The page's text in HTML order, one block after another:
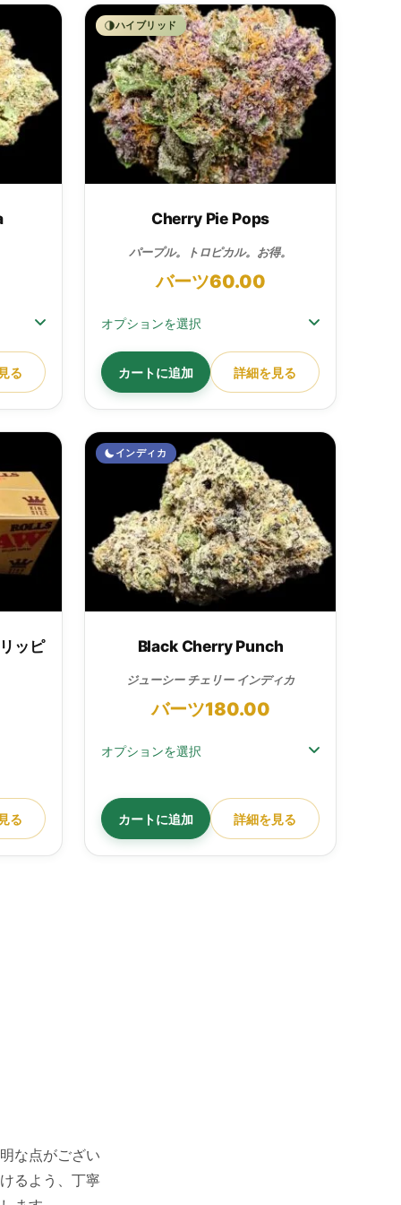
る
Cherry Pie Pops
パープル。トロピカル。お得。
バーツ60.00
ハイブリッド
オプションを選択
カートに追加 詳細を見る
ッピ
る
Black Cherry Punch
ジューシー チェリー インディカ
バーツ180.00
インディカ
オプションを選択
カートに追加 詳細を見る
な点がござい
るよう、丁寧